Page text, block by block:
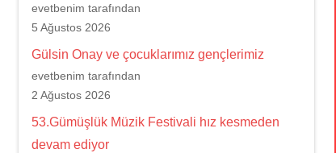
evetbenim tarafından
5 Ağustos 2026
Gülsin Onay ve çocuklarımız gençlerimiz
evetbenim tarafından
2 Ağustos 2026
53.Gümüşlük Müzik Festivali hız kesmeden
devam ediyor